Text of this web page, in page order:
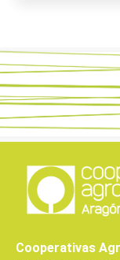
Cooperativas